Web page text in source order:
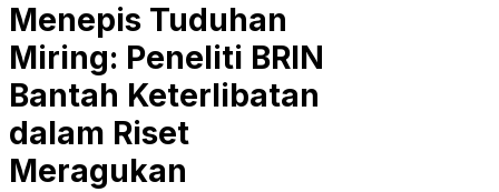
Menepis Tuduhan
Miring: Peneliti BRIN
Bantah Keterlibatan
dalam Riset
Meragukan